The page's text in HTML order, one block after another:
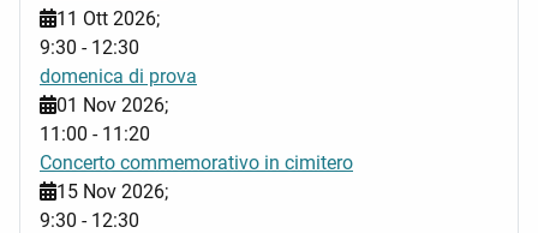
11 Ott 2026;
9:30 - 12:30
domenica di prova
01 Nov 2026;
11:00 - 11:20
Concerto commemorativo in cimitero
15 Nov 2026;
9:30 - 12:30